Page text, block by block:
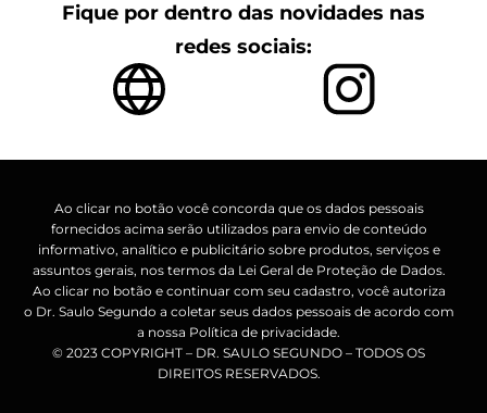
Fique por dentro das novidades nas
redes sociais:
Ao clicar no botão você concorda que os dados pessoais
fornecidos acima serão utilizados para envio de conteúdo
informativo, analítico e publicitário sobre produtos, serviços e
assuntos gerais, nos termos da Lei Geral de Proteção de Dados.
Ao clicar no botão e continuar com seu cadastro, você autoriza
o Dr. Saulo Segundo a coletar seus dados pessoais de acordo com
a nossa Política de privacidade.
©️ 2023 COPYRIGHT – DR. SAULO SEGUNDO – TODOS OS
DIREITOS RESERVADOS.